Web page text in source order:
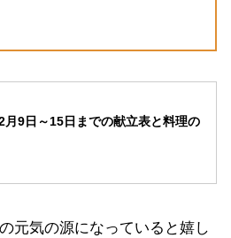
月9日～15日までの献立表と料理の
元気の源になっていると嬉し